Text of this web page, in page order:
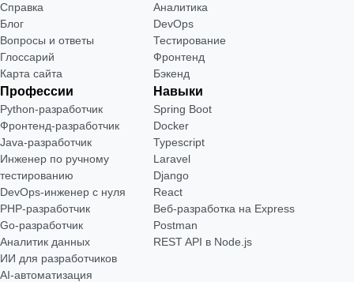
Справка
Блог
Вопросы и ответы
Глоссарий
Карта сайта
Аналитика
DevOps
Тестирование
Фронтенд
Бэкенд
Профессии
Python-разработчик
Фронтенд-разработчик
Java-разработчик
Инженер по ручному
тестированию
DevOps-инженер с нуля
РНР-разработчик
Go-разработчик
Аналитик данных
ИИ для разработчиков
AI-автоматизация
Навыки
Spring Boot
Docker
Typescript
Laravel
Django
React
Веб-разработка на Express
Postman
REST API в Node.js